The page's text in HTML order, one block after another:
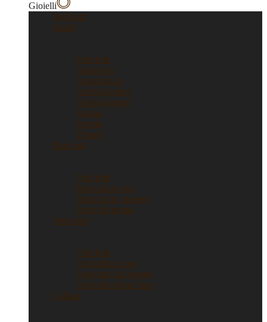
Gioielli
Vedi tutti
Anelli
Vedi tutti
Anelli oro
Anelli fascia
Anelli Eternity
Anelli argento
Solitari
Verette
Trilogy
Bracciali
Vedi tutti
Bracciali in oro
Bracciali in argento
Bracciali tennis
Orecchini
Vedi tutti
Orecchini in oro
Orecchini in argento
Orecchini punto luce
Collane